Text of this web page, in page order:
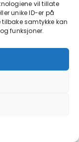
vil tillate
unike ID-er på
tilbake samtykke kan
funksjoner.